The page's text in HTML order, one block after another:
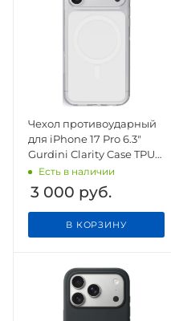
Чехол противоударный
для iPhone 17 Pro 6.3"
Gurdini Clarity Case TPU
White
Есть в наличии
3 000 руб.
В КОРЗИНУ